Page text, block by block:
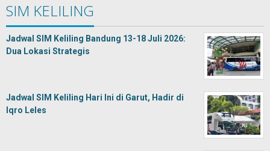
SIM KELILING
Jadwal SIM Keliling Bandung 13-18 Juli 2026:
Dua Lokasi Strategis
Jadwal SIM Keliling Hari Ini di Garut, Hadir di
Iqro Leles